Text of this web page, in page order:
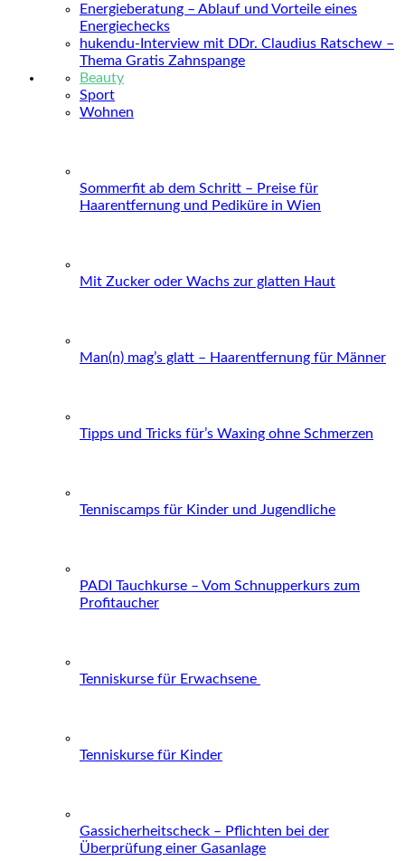
Energieberatung – Ablauf und Vorteile eines
Energiechecks
hukendu-Interview mit DDr. Claudius Ratschew –
Thema Gratis Zahnspange
Beauty
Sport
Wohnen
Sommerfit ab dem Schritt – Preise für
Haarentfernung und Pediküre in Wien
Mit Zucker oder Wachs zur glatten Haut
Man(n) mag’s glatt – Haarentfernung für Männer
Tipps und Tricks für’s Waxing ohne Schmerzen
Tenniscamps für Kinder und Jugendliche
PADI Tauchkurse – Vom Schnupperkurs zum
Profitaucher
Tenniskurse für Erwachsene
Tenniskurse für Kinder
Gassicherheitscheck – Pflichten bei der
Überprüfung einer Gasanlage